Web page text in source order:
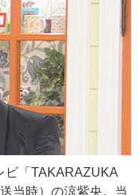
ビ「TAKARAZUKA
当時）の涼紫央。当